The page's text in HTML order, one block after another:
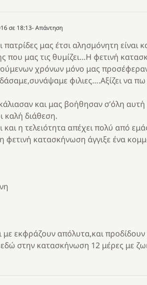
σε 18:13- Απάντηση
μας έτσι αλησμόνητη είναι
που μας τις θυμίζει…Η φετινή
χρόνων μόνο μας
φιλιες….Αξίζει να
και μας βοήθησαν σ’όλη
καλή διάθεση.
η τελειότητα απέχει πολύ από
φετινή κατασκήνωση άγγιξε ένα
με εκφράζουν απόλυτα,και
στην κατασκήνωση 12 μέρες με